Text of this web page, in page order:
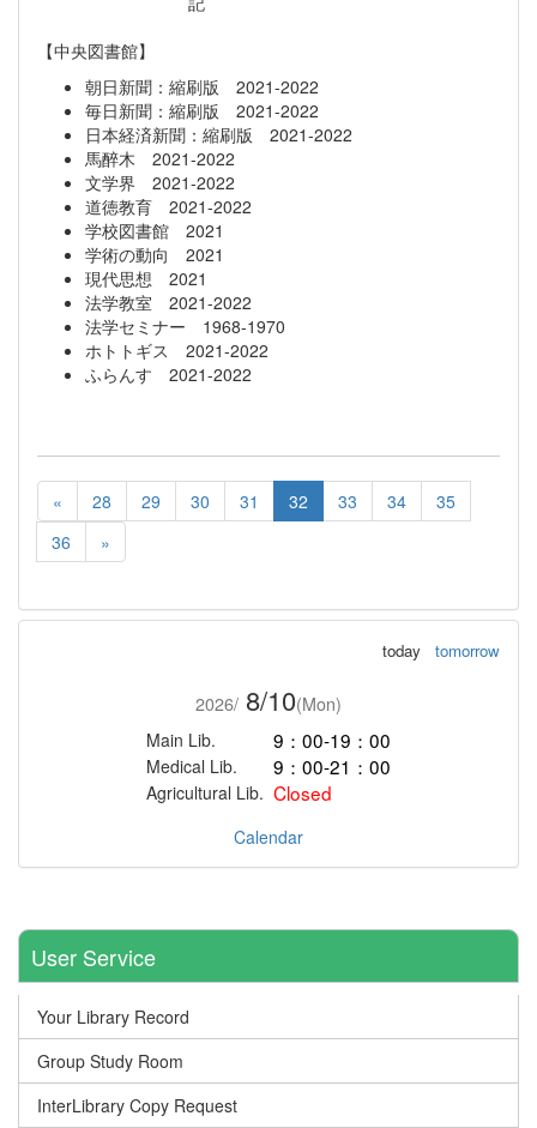
【中央図書館】
朝日新聞：縮刷版 2021-2022
毎日新聞：縮刷版 2021-2022
日本経済新聞：縮刷版 2021-2022
馬醉木 2021-2022
文学界 2021-2022
道徳教育 2021-2022
学校図書館 2021
学術の動向 2021
現代思想 2021
法学教室 2021-2022
法学セミナー 1968-1970
ホトトギス 2021-2022
ふらんす 2021-2022
« 28 29 30 31 32 33 34
35
36
»
today tomorrow
2026/ 8/10(Mon)
Main Lib.
9：00-19：00
Medical Lib. 9：00-21：00
Agricultural Lib. Closed
Calendar
User Service
Your Library Record
Group Study Room
InterLibrary Copy Request